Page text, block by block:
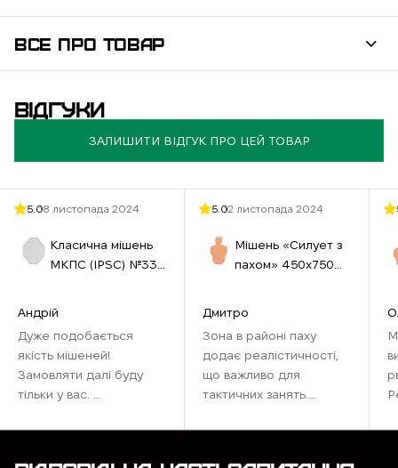
ВСЕ ПРО ТОВАР
ВІДГУКИ
ЗАЛИШИТИ ВІДГУК ПРО ЦЕЙ ТОВАР
5.018 листопада 2024
Класична мішень
МКПС (IPSС) №33
Андрій
Дуже подобається
якість мішеней!
Замовляти далі буду
тільки у вас. ...
5.012 листопада 2024
Мішень «Силует з
пахом» 450х750
Дмитро
Зона в районі паху
додає реалістичності,
що важливо для
тактичних занять.
наших тренувань,